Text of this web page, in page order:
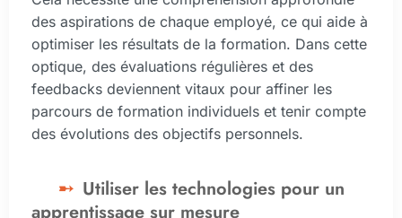
des aspirations de chaque employé, ce qui aide à
optimiser les résultats de la formation. Dans cette
optique, des évaluations régulières et des
feedbacks deviennent vitaux pour affiner les
parcours de formation individuels et tenir compte
des évolutions des objectifs personnels.
Utiliser les technologies pour un
apprentissage sur mesure